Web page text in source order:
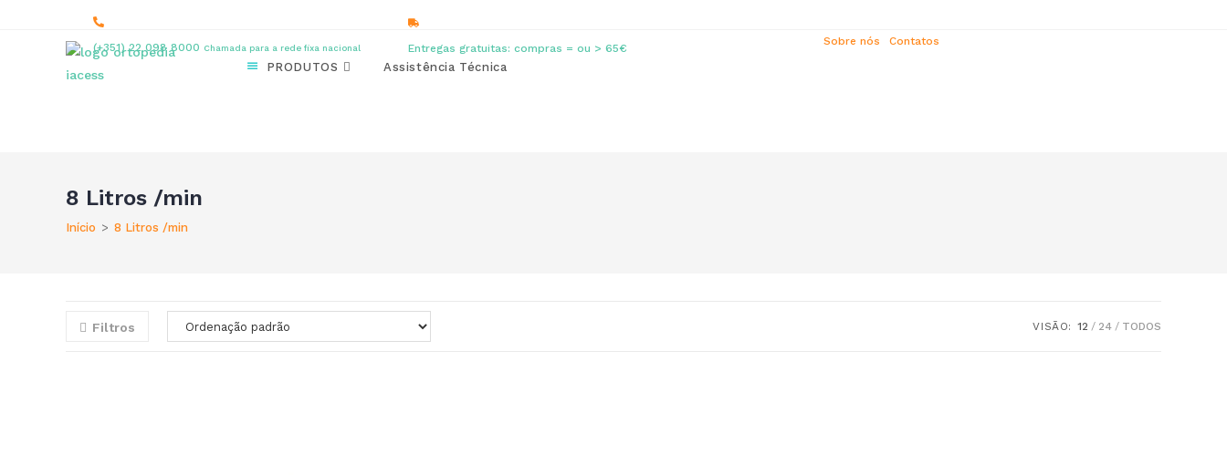
(+351) 22 098 8000 Chamada para a rede fixa nacional Entregas gratuitas: compras = ou > 65€
Sobre nós Contatos
PRODUTOS Assistência Técnica
8 Litros /min
Início > 8 Litros /min
Filtros VISÃO: 12 24 TODOS